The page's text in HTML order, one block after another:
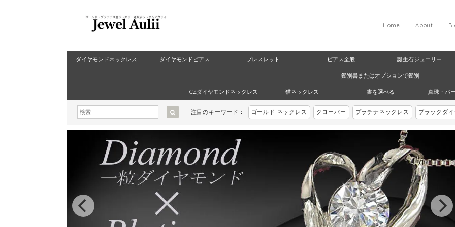
About
Home
ダイヤモンドネックレス ダイヤモンドピアス ブレスレット ピアス全般 誕生石ジュエリー
CZダイヤモンドネックレス 猫ネックレス
鑑別書またはオプションで鑑別
書を選べる 真珠・パ
注目のキーワード： ゴールド ネックレス クローバー プラチナネックレス ブラックダ